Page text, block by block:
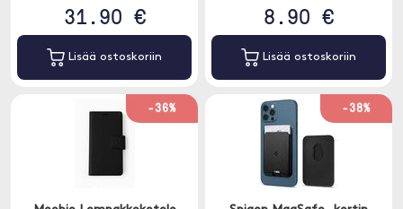
31.90 €
Lisää ostoskoriin
8.90 €
Lisää ostoskoriin
-36% -38%